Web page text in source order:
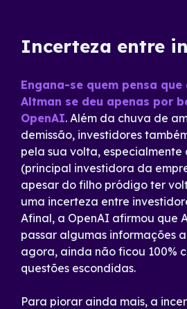
Incerteza entre
Engana-se quem pensa
Altman se deu apenas por
OpenAI. Além da chuva de
demissão, investidores
pela sua volta, especialmente
(principal investidora da
apesar do filho pródigo ter
uma incerteza entre
Afinal, a OpenAI afirmou que
passar algumas informações
agora, ainda não ficou 100%
questões escondidas.
Para piorar ainda mais, a